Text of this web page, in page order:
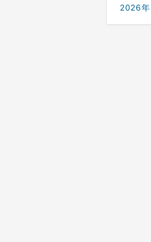
2026年